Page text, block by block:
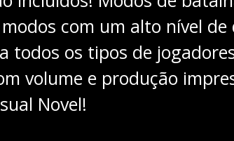
com um alto nível de
todos os tipos de
volume e produção
Novel!